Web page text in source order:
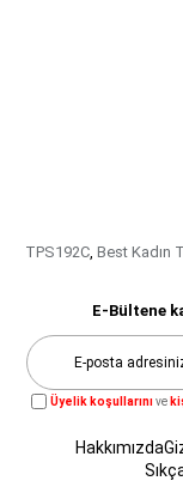
TPS192C Best Kadın
E-Bültene
Üyelik koşullarınıve
Hakkımızda